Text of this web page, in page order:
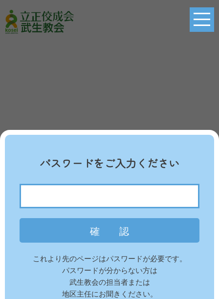
パスワードをご入力ください
これより先のページはパスワードが必要です。
パスワードが分からない方は
武生教会の担当者または
地区主任にお聞きください。